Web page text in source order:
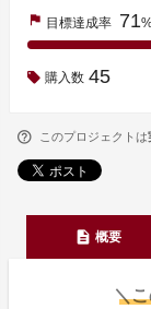
flag 目標達成率 71
購入数 45
このプロジェクトは
description 概要
＼